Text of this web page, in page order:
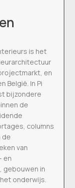
is het
en
België. In Pi
bijzondere
de
columns
de
van
en
gebouwen in
onderwijs.